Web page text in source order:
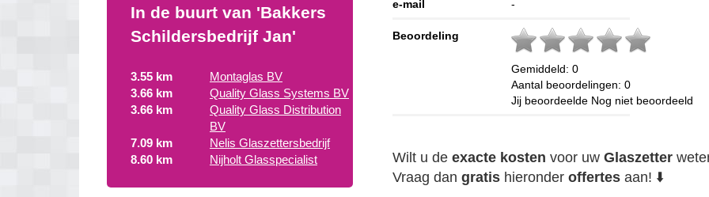
In de buurt van 'Bakkers
Schildersbedrijf Jan'
3.55 km
Montaglas BV
3.66 km
Quality Glass Systems BV
3.66 km
Quality Glass Distribution
BV
7.09 km
Nelis Glaszettersbedrijf
8.60 km
Nijholt Glasspecialist
e-mail -
Beoordeling
Gemiddeld:0
Aantal beoordelingen:0
Jij beoordeelde Nog niet beoordeeld
Wilt u deexacte kosten voor uwGlaszetter
Vraag dangratis hieronderoffertes aan! ⬇️